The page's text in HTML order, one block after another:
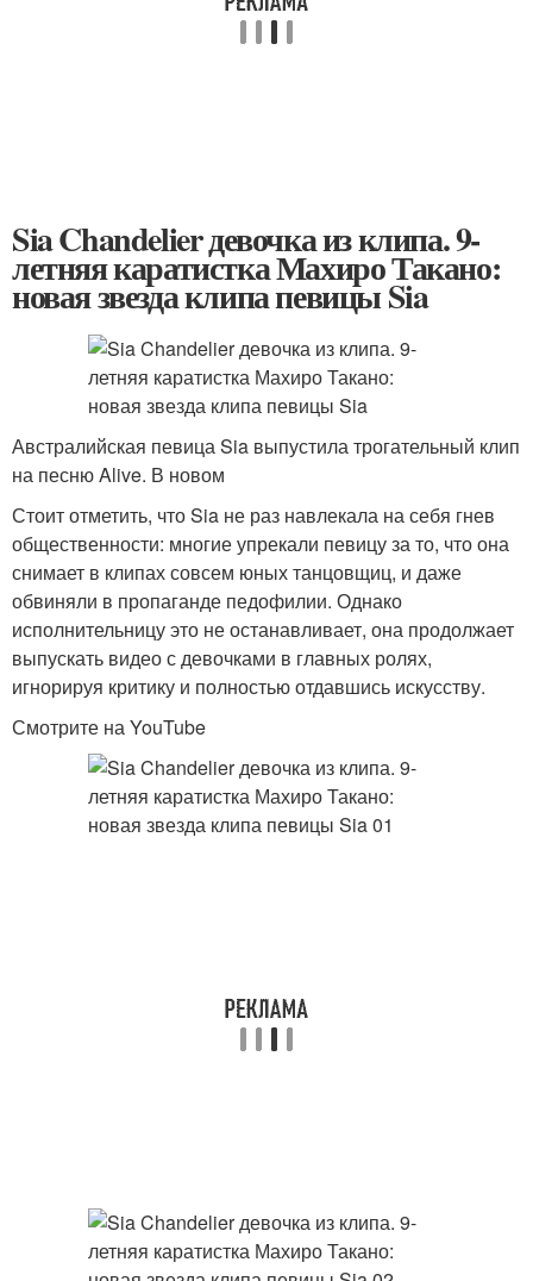
Sia Chandelier девочка из клипа. 9-
летняя каратистка Махиро Такано:
новая звезда клипа певицы Sia
Австралийская певица Sia выпустила трогательный клип
на песню Alive. В новом
Стоит отметить, что Sia не раз навлекала на себя гнев
общественности: многие упрекали певицу за то, что она
снимает в клипах совсем юных танцовщиц, и даже
обвиняли в пропаганде педофилии. Однако
исполнительницу это не останавливает, она продолжает
выпускать видео с девочками в главных ролях,
игнорируя критику и полностью отдавшись искусству.
Смотрите на YouTube